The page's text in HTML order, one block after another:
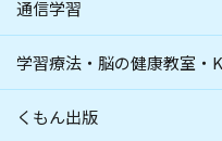
通信学習
学習療法・脳の健康教室・
くもん出版